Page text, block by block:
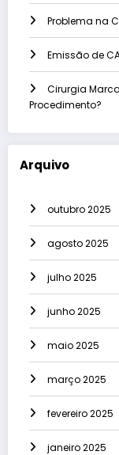
Problema na
Emissão de
Cirurgia
Procedimento?
Arquivo
outubro 2025
agosto 2025
julho 2025
junho 2025
maio 2025
março 2025
fevereiro 2025
janeiro 2025